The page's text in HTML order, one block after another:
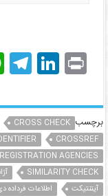
Pr
in
t
Li
n
k
e
dI
n
برچسب CROSS CHECK
CROSSREF
AGENCIES
SIMILARITY CHECK
آیتنتیکت
اطلاعات فرداده